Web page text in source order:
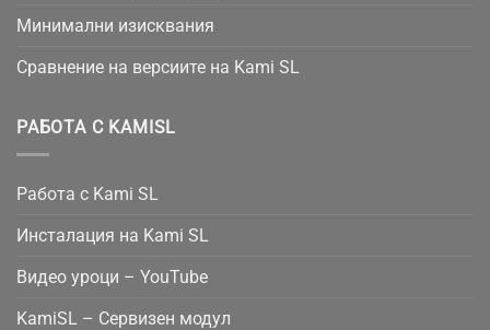
Минимални изисквания
Сравнение на версиите на Kami SL
РАБОТА С KAMISL
Работа с Kami SL
Инсталация на Kami SL
Видео уроци – YouTube
KamiSL – Сервизен модул